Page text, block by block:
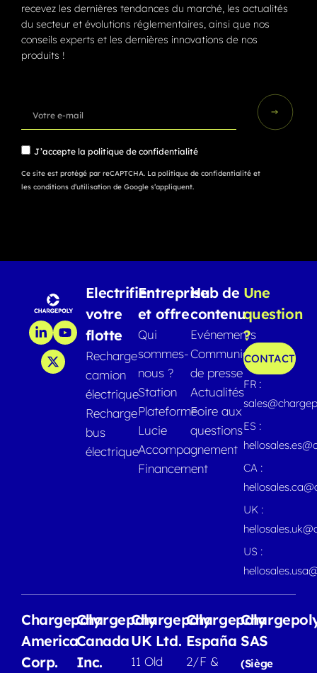
recevez les dernières tendances du marché, les actualités
du secteur et évolutions réglementaires, ainsi que nos
conseils experts et les dernières innovations de nos
produits !
J’accepte la politique de confidentialité
Ce site est protégé par reCAPTCHA. La politique de confidentialité et
les conditions d’utilisation de Google s’appliquent.
Electrifier
votre
flotte
Recharge
camion
électrique
Recharge
bus
électrique
Entreprise
et offre
Qui
sommes-
nous ?
Station
Plateforme
Lucie
Accompagnement
Financement
Hub de
contenu
Evénements
Communiqués
de presse
Actualités
Foire aux
questions
Une
question
?
CONTACT
FR :
ES :
CA :
UK :
US :
Chargepoly
America
Corp.
Chargepoly
Canada
Inc.
Chargepoly
UK Ltd.
11 Old
Chargepoly
España
2/F &
SAS
(Siège